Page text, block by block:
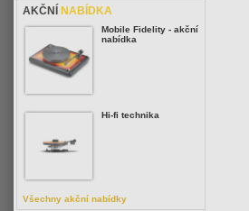
AKČNÍ NABÍDKA
Mobile Fidelity - akční
nabídka
Hi-fi technika
Všechny akční nabídky